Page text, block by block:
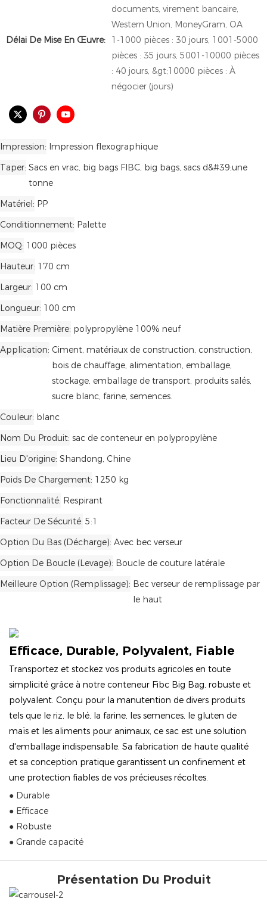
documents, virement bancaire,
Western Union, MoneyGram, OA
Délai De Mise En Œuvre:
1-1000 pièces : 30 jours, 1001-5000
pièces : 35 jours, 5001-10000 pièces
: 40 jours, &gt;10000 pièces : À
négocier (jours)
Impression Impression flexographique
Taper Sacs en vrac, big bags FIBC, big bags, sacs d&#39;une
tonne
Matériel PP
Conditionnement Palette
MOQ 1000 pièces
Hauteur 170 cm
Largeur 100 cm
Longueur 100 cm
Matière Première polypropylène 100% neuf
Application Ciment, matériaux de construction, construction,
bois de chauffage, alimentation, emballage,
stockage, emballage de transport, produits salés,
sucre blanc, farine, semences.
Couleur blanc
Nom Du Produit sac de conteneur en polypropylène
Lieu D'origine Shandong, Chine
Poids De Chargement 1250 kg
Fonctionnalité Respirant
Facteur De Sécurité 5:1
Option Du Bas (Décharge) Avec bec verseur
Option De Boucle (levage) Boucle de couture latérale
Meilleure Option (Remplissage) Bec verseur de remplissage par
le haut
Efficace, Durable, Polyvalent, Fiable
Transportez et stockez vos produits agricoles en toute
simplicité grâce à notre conteneur Fibc Big Bag, robuste et
polyvalent. Conçu pour la manutention de divers produits
tels que le riz, le blé, la farine, les semences, le gluten de
maïs et les aliments pour animaux, ce sac est une solution
d'emballage indispensable. Sa fabrication de haute qualité
et sa conception pratique garantissent un confinement et
une protection fiables de vos précieuses récoltes.
● Durable
● Efficace
● Robuste
● Grande capacité
Présentation Du Produit